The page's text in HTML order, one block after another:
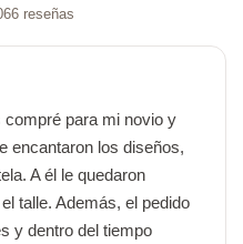
reseñas
compré para mi novio y
encantaron los diseños,
A él le quedaron
talle. Además, el pedido
y dentro del tiempo